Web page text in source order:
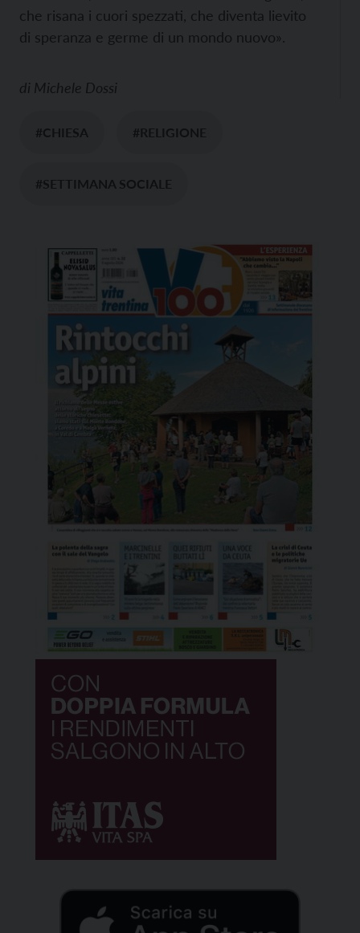
che risana i cuori spezzati, che diventa lievito
di speranza e germe di un mondo nuovo».
di Michele Dossi
#CHIESA #RELIGIONE
#SETTIMANA SOCIALE